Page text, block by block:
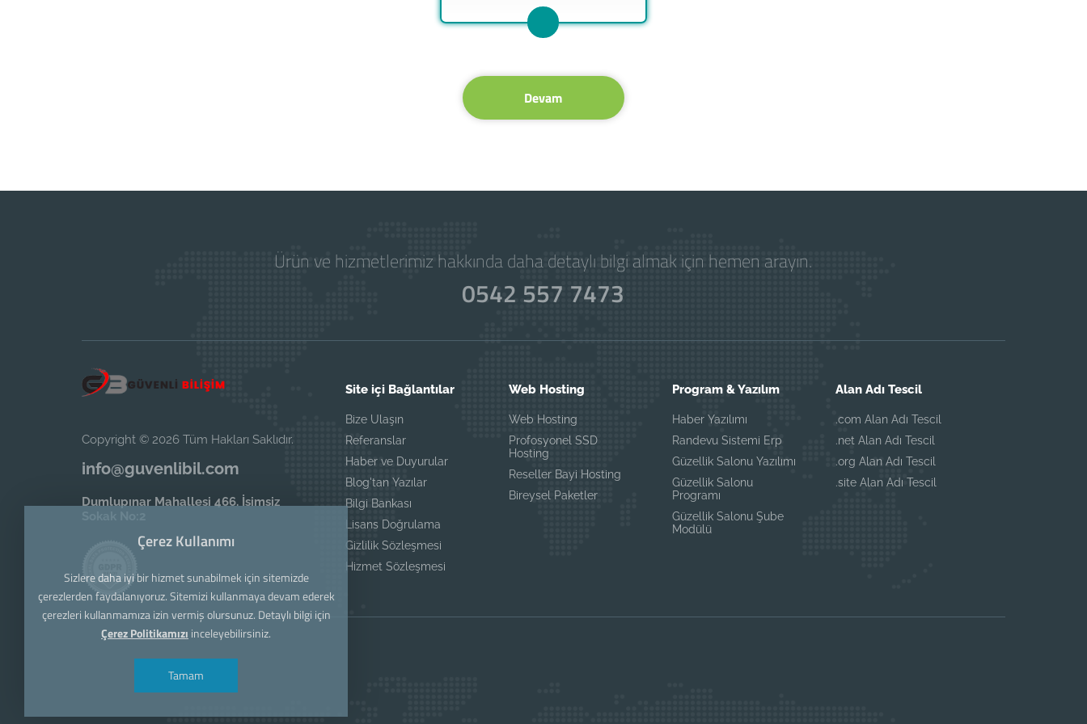
Devam
Ürün ve hizmetlerimiz hakkında daha detaylı bilgi almak için hemen arayın.
0542 557 7473
Copyright © 2026 Tüm Hakları Saklıdır.
info@guvenlibil.com
Dumlupınar Mahallesi 466. İsimsiz
Site içi Bağlantılar
Bize Ulaşın
Referanslar
Haber ve Duyurular
Blog'tan Yazılar
Bilgi Bankası
Lisans Doğrulama
Gizlilik Sözleşmesi
Hizmet Sözleşmesi
Web Hosting
Web Hosting
Profosyonel SSD
Hosting
Reseller Bayi Hosting
Bireysel Paketler
Program & Yazılım
Haber Yazılımı
Randevu Sistemi Erp
Güzellik Salonu Yazılımı
Güzellik Salonu
Programı
Güzellik Salonu Şube
Modülü
Alan Adı Tescil
.com Alan Adı Tescil
.net Alan Adı Tescil
.org Alan Adı Tescil
.site Alan Adı Tescil
Çerez Kullanımı
Sizlere daha iyi bir hizmet sunabilmek için sitemizde
çerezlerden faydalanıyoruz. Sitemizi kullanmaya devam ederek
çerezleri kullanmamıza izin vermiş olursunuz. Detaylı bilgi için
Çerez Politikamızı inceleyebilirsiniz.
Tamam